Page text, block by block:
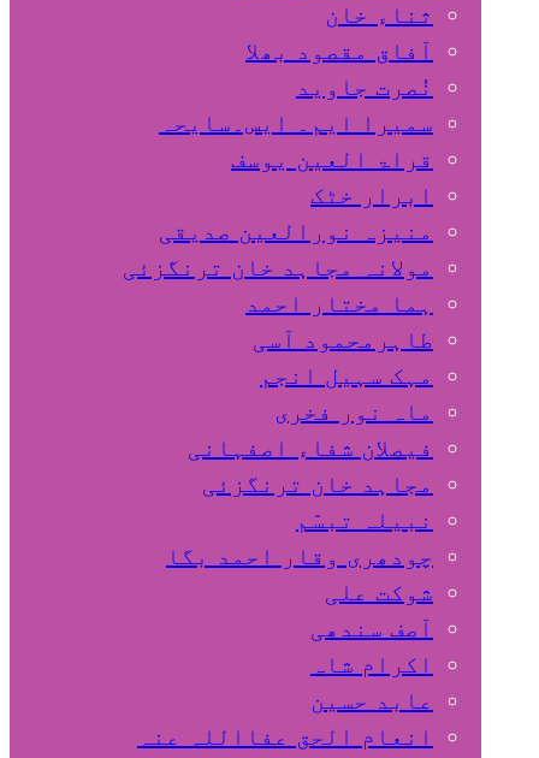
ثناء خان
آفاق مقصود بھلا
نُصرت جاوید
سمیرا ایم۔ ایس۔سایحہ
قراۃ العین یوسف
ابرار خٹک
منیزہ نورالعین صدیقی
مولانہ مجاہد خان ترنگزئی
ہما مختار احمد
طاہرمحمود آسی
مہک سہیل انجم
ماہ نور فخری
فیصلان شفاء اصفہانی
مجاہد خان ترنگزئی
نبیلہ تبسّم
چودھری وقار احمد بگا
شوکت علی
آصف سندھی
اکرام شاہ
عابد حسین
انعام الحق عفااللہ عنہ